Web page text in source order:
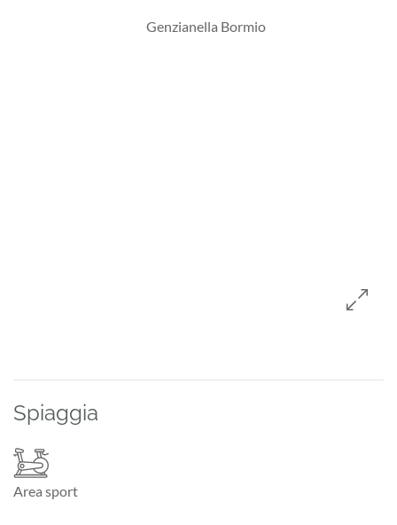
Spiaggia
Area sport